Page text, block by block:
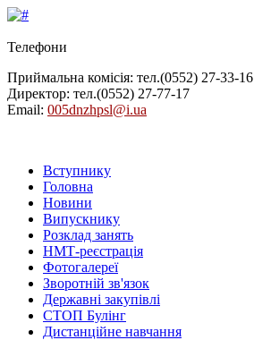
Телефони
Приймальна комісія: тел.(0552) 27-33-16
Директор: тел.(0552) 27-77-17
Email: 005dnzhpsl@i.ua
Вступнику
Головна
Новини
Випускнику
Розклад занять
НМТ-реєстрація
Фотогалереї
Зворотній зв'язок
Державні закупівлі
СТОП Булінг
Дистанційне навчання